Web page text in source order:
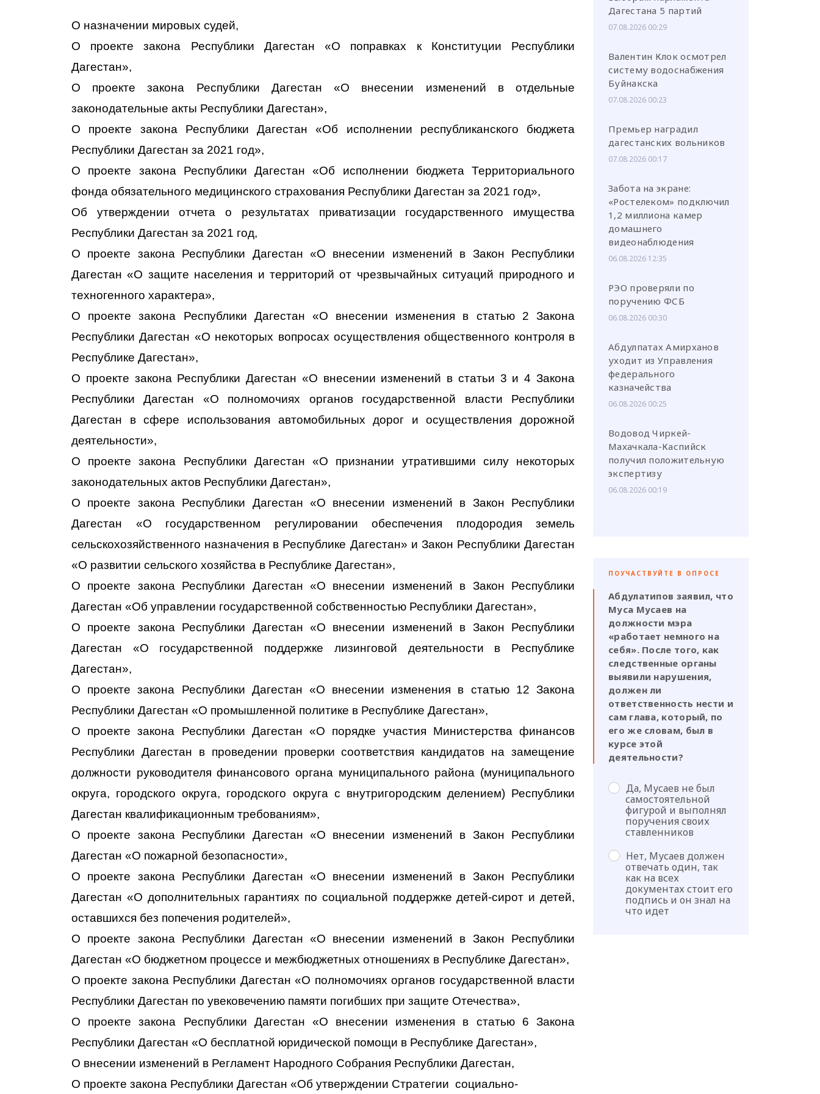
О назначении мировых судей,
О проекте закона Республики Дагестан «О поправках к Конституции Республики
Дагестан»,
О проекте закона Республики Дагестан «О внесении изменений в отдельные
законодательные акты Республики Дагестан»,
О проекте закона Республики Дагестан «Об исполнении республиканского бюджета
Республики Дагестан за 2021 год»,
О проекте закона Республики Дагестан «Об исполнении бюджета Территориального
фонда обязательного медицинского страхования Республики Дагестан за 2021 год»,
Об утверждении отчета о результатах приватизации государственного имущества
Республики Дагестан за 2021 год,
О проекте закона Республики Дагестан «О внесении изменений в Закон Республики
Дагестан «О защите населения и территорий от чрезвычайных ситуаций природного и
техногенного характера»,
О проекте закона Республики Дагестан «О внесении изменения в статью 2 Закона
Республики Дагестан «О некоторых вопросах осуществления общественного контроля в
Республике Дагестан»,
О проекте закона Республики Дагестан «О внесении изменений в статьи 3 и 4 Закона
Республики Дагестан «О полномочиях органов государственной власти Республики
Дагестан в сфере использования автомобильных дорог и осуществления дорожной
деятельности»,
О проекте закона Республики Дагестан «О признании утратившими силу некоторых
законодательных актов Республики Дагестан»,
О проекте закона Республики Дагестан «О внесении изменений в Закон Республики
Дагестан «О государственном регулировании обеспечения плодородия земель
сельскохозяйственного назначения в Республике Дагестан» и Закон Республики Дагестан
«О развитии сельского хозяйства в Республике Дагестан»,
О проекте закона Республики Дагестан «О внесении изменений в Закон Республики
Дагестан «Об управлении государственной собственностью Республики Дагестан»,
О проекте закона Республики Дагестан «О внесении изменений в Закон Республики
Дагестан «О государственной поддержке лизинговой деятельности в Республике
Дагестан»,
О проекте закона Республики Дагестан «О внесении изменения в статью 12 Закона
Республики Дагестан «О промышленной политике в Республике Дагестан»,
О проекте закона Республики Дагестан «О порядке участия Министерства финансов
Республики Дагестан в проведении проверки соответствия кандидатов на замещение
должности руководителя финансового органа муниципального района (муниципального
округа, городского округа, городского округа с внутригородским делением) Республики
Дагестан квалификационным требованиям»,
О проекте закона Республики Дагестан «О внесении изменений в Закон Республики
Дагестан «О пожарной безопасности»,
О проекте закона Республики Дагестан «О внесении изменений в Закон Республики
Дагестан «О дополнительных гарантиях по социальной поддержке детей-сирот и детей,
оставшихся без попечения родителей»,
О проекте закона Республики Дагестан «О внесении изменений в Закон Республики
Дагестан «О бюджетном процессе и межбюджетных отношениях в Республике Дагестан»,
О проекте закона Республики Дагестан «О полномочиях органов государственной власти
Республики Дагестан по увековечению памяти погибших при защите Отечества»,
О проекте закона Республики Дагестан «О внесении изменения в статью 6 Закона
Республики Дагестан «О бесплатной юридической помощи в Республике Дагестан»,
О внесении изменений в Регламент Народного Собрания Республики Дагестан,
О проекте закона Республики Дагестан «Об утверждении Стратегии социально-
Дагестана 5 партий
07.08.2026 00:29
Валентин Клок осмотрел
систему водоснабжения
Буйнакска
07.08.2026 00:23
Премьер наградил
дагестанских вольников
07.08.2026 00:17
Забота на экране:
«Ростелеком» подключил
1,2 миллиона камер
домашнего
видеонаблюдения
06.08.2026 12:35
РЭО проверяли по
поручению ФСБ
06.08.2026 00:30
Абдулпатах Амирханов
уходит из Управления
федерального
казначейства
06.08.2026 00:25
Водовод Чиркей-
Махачкала-Каспийск
получил положительную
экспертизу
06.08.2026 00:19
ПОУЧАСТВУЙТЕ В ОПРОСЕ
Абдулатипов заявил, что
Муса Мусаев на
должности мэра
«работает немного на
себя». После того, как
следственные органы
выявили нарушения,
должен ли
ответственность нести и
сам глава, который, по
его же словам, был в
курсе этой
деятельности?
Да, Мусаев не был
самостоятельной
фигурой и выполнял
поручения своих
ставленников
Нет, Мусаев должен
отвечать один, так
как на всех
документах стоит его
подпись и он знал на
что идет